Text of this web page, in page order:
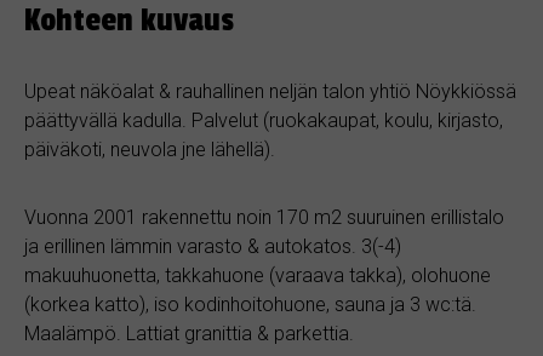
Kohteen kuvaus
Upeat näköalat & rauhallinen neljän talon yhtiö Nöykkiössä
päättyvällä kadulla. Palvelut (ruokakaupat, koulu, kirjasto,
päiväkoti, neuvola jne lähellä).
Vuonna 2001 rakennettu noin 170 m2 suuruinen erillistalo
ja erillinen lämmin varasto & autokatos. 3(-4)
makuuhuonetta, takkahuone (varaava takka), olohuone
(korkea katto), iso kodinhoitohuone, sauna ja 3 wc:tä.
Maalämpö. Lattiat granittia & parkettia.